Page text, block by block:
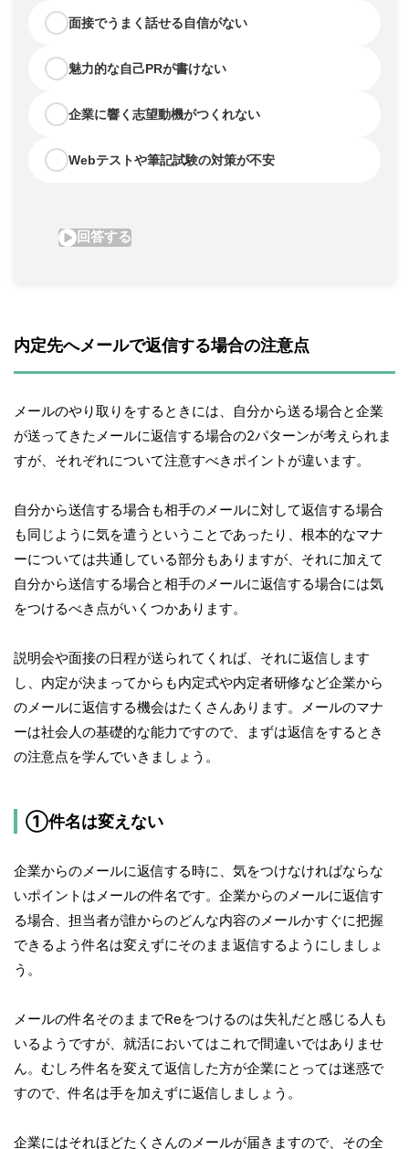
内定先へメールで返信する場合の注意点
メールのやり取りをするときには、自分から送る場合と企業
が送ってきたメールに返信する場合の2パターンが考えられま
すが、それぞれについて注意すべきポイントが違います。
自分から送信する場合も相手のメールに対して返信する場合
も同じように気を遣うということであったり、根本的なマナ
ーについては共通している部分もありますが、それに加えて
自分から送信する場合と相手のメールに返信する場合には気
をつけるべき点がいくつかあります。
説明会や面接の日程が送られてくれば、それに返信します
し、内定が決まってからも内定式や内定者研修など企業から
のメールに返信する機会はたくさんあります。メールのマナ
ーは社会人の基礎的な能力ですので、まずは返信をするとき
の注意点を学んでいきましょう。
①件名は変えない
企業からのメールに返信する時に、気をつけなければならな
いポイントはメールの件名です。企業からのメールに返信す
る場合、担当者が誰からのどんな内容のメールかすぐに把握
できるよう件名は変えずにそのまま返信するようにしましょ
う。
メールの件名そのままでReをつけるのは失礼だと感じる人も
いるようですが、就活においてはこれで間違いではありませ
ん。むしろ件名を変えて返信した方が企業にとっては迷惑で
すので、件名は手を加えずに返信しましょう。
企業にはそれほどたくさんのメールが届きますので、その全